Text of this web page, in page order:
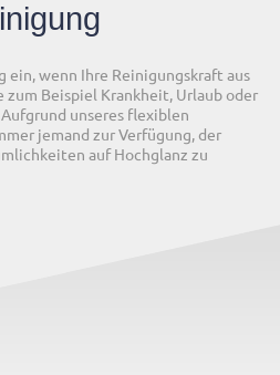
ein, wenn Ihre Reinigungskraft aus
zum Beispiel Krankheit, Urlaub oder
unseres flexiblen
jemand zur Verfügung, der
auf Hochglanz zu